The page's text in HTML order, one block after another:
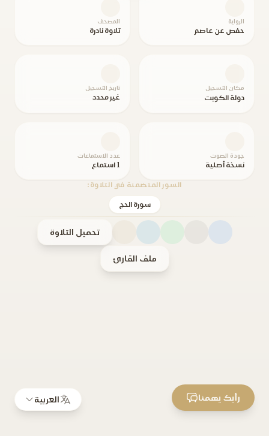
الرواية
حفص عن عاصم
المصحف
تلاوة نادرة
مكان التسجيل
دولة الكويت
تاريخ التسجيل
غير محدد
جودة الصوت
نسخة أصلية
عدد الاستماعات
1 استماع
السور المتضمنة في التلاوة:
سورة الحج
تحميل التلاوة
ملف القارئ
العربية رأيك يهمنا